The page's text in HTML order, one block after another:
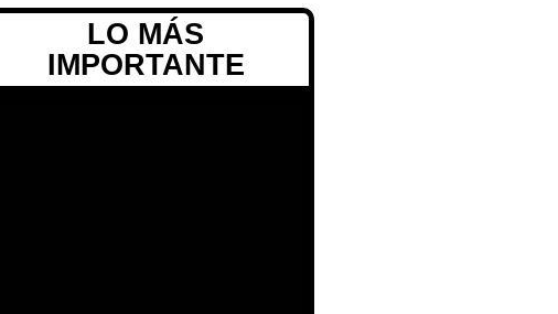
LO MÁS
IMPORTANTE